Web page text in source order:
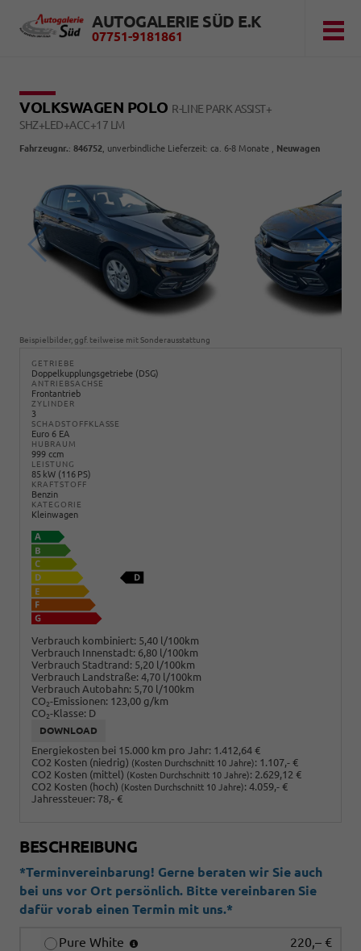
AUTOGALERIE SÜD E.K
07751-9181861
VOLKSWAGEN POLO R-LINE PARK ASSIST+
SHZ+LED+ACC+17 LM
Fahrzeugnr.: 846752 , unverbindliche Lieferzeit: ca. 6-8 Monate , Neuwagen
Beispielbilder, ggf. teilweise mit Sonderausstattung
GETRIEBE
Doppelkupplungsgetriebe (DSG)
ANTRIEBSACHSE
Frontantrieb
ZYLINDER
3
SCHADSTOFFKLASSE
Euro 6 EA
HUBRAUM
999 ccm
LEISTUNG
85 kW (116 PS)
KRAFTSTOFF
Benzin
KATEGORIE
Kleinwagen
Verbrauch kombiniert: 5,40 l/100km
Verbrauch Innenstadt: 6,80 l/100km
Verbrauch Stadtrand: 5,20 l/100km
Verbrauch Landstraße: 4,70 l/100km
Verbrauch Autobahn: 5,70 l/100km
CO2-Emissionen: 123,00 g/km
CO2-Klasse: D
DOWNLOAD
Energiekosten bei 15.000 km pro Jahr: 1.412,64 €
CO2 Kosten (niedrig) (Kosten Durchschnitt 10 Jahre): 1.107,- €
CO2 Kosten (mittel) (Kosten Durchschnitt 10 Jahre): 2.629,12 €
CO2 Kosten (hoch) (Kosten Durchschnitt 10 Jahre): 4.059,- €
Jahressteuer: 78,- €
BESCHREIBUNG
*Terminvereinbarung! Gerne beraten wir Sie auch
bei uns vor Ort persönlich. Bitte vereinbaren Sie
dafür vorab einen Termin mit uns.*
Pure White
220,– €